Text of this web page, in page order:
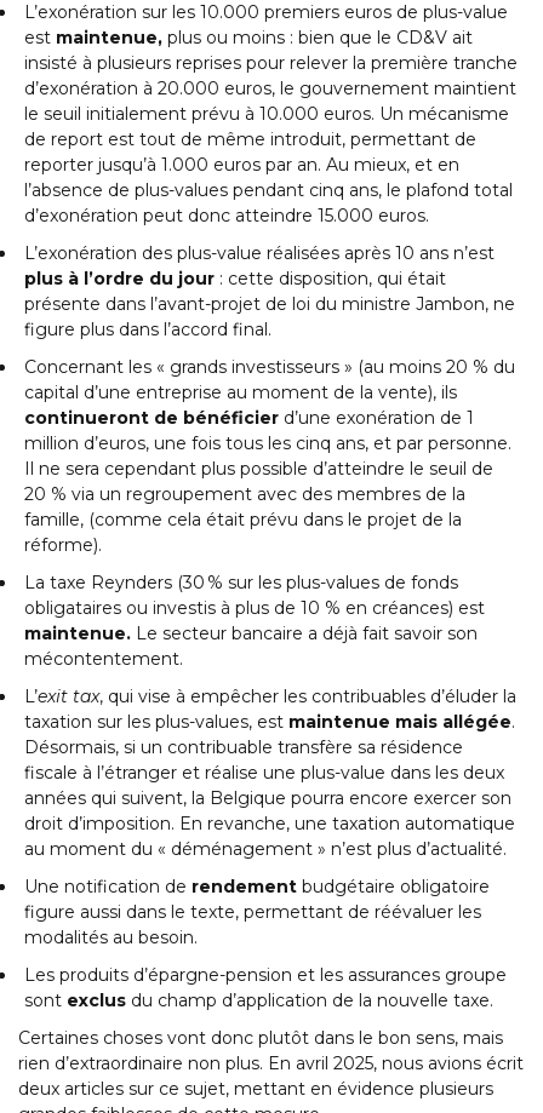
L’exonération sur les 10.000 premiers euros de plus-value
est maintenue, plus ou moins : bien que le CD&V ait
insisté à plusieurs reprises pour relever la première tranche
d’exonération à 20.000 euros, le gouvernement maintient
le seuil initialement prévu à 10.000 euros. Un mécanisme
de report est tout de même introduit, permettant de
reporter jusqu’à 1.000 euros par an. Au mieux, et en
l’absence de plus-values pendant cinq ans, le plafond total
d’exonération peut donc atteindre 15.000 euros.
L’exonération des plus-value réalisées après 10 ans n’est
plus à l’ordre du jour : cette disposition, qui était
présente dans l’avant-projet de loi du ministre Jambon, ne
figure plus dans l’accord final.
Concernant les « grands investisseurs » (au moins 20 % du
capital d’une entreprise au moment de la vente), ils
continueront de bénéficier d’une exonération de 1
million d’euros, une fois tous les cinq ans, et par personne.
Il ne sera cependant plus possible d’atteindre le seuil de
20 % via un regroupement avec des membres de la
famille, (comme cela était prévu dans le projet de la
réforme).
La taxe Reynders (30 % sur les plus-values de fonds
obligataires ou investis à plus de 10 % en créances) est
maintenue. Le secteur bancaire a déjà fait savoir son
mécontentement.
L’exit tax, qui vise à empêcher les contribuables d’éluder la
taxation sur les plus-values, est maintenue mais allégée.
Désormais, si un contribuable transfère sa résidence
fiscale à l’étranger et réalise une plus-value dans les deux
années qui suivent, la Belgique pourra encore exercer son
droit d’imposition. En revanche, une taxation automatique
au moment du « déménagement » n’est plus d’actualité.
Une notification de rendement budgétaire obligatoire
figure aussi dans le texte, permettant de réévaluer les
modalités au besoin.
Les produits d’épargne-pension et les assurances groupe
sont exclus du champ d’application de la nouvelle taxe.
Certaines choses vont donc plutôt dans le bon sens, mais
rien d’extraordinaire non plus. En avril 2025, nous avions écrit
deux articles sur ce sujet, mettant en évidence plusieurs